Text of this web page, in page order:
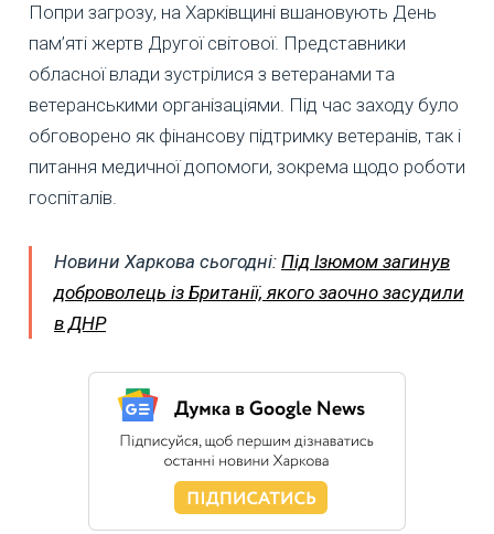
Попри загрозу, на Харківщині вшановують День
пам’яті жертв Другої світової. Представники
обласної влади зустрілися з ветеранами та
ветеранськими організаціями. Під час заходу було
обговорено як фінансову підтримку ветеранів, так і
питання медичної допомоги, зокрема щодо роботи
госпіталів.
Новини Харкова сьогодні: Під Ізюмом загинув
доброволець із Британії, якого заочно засудили
в ДНР